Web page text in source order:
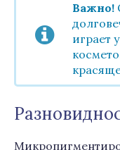
Важно!
играет